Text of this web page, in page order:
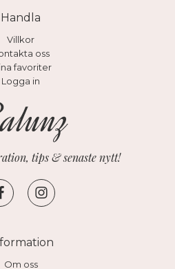
Handla
Villkor
oss
favoriter
Logga in
tips & senaste nytt!
Om oss